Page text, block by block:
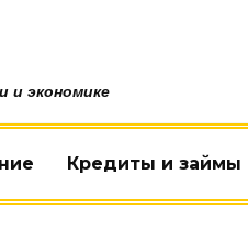
и экономике
Кредиты и займы